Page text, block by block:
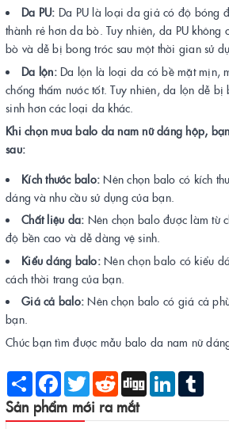
Da PU: Da PU là loại da giả có độ bóng
thành rẻ hơn da bò. Tuy nhiên, da PU
bò và dễ bị bong tróc sau một thời gian sử
Da lộn:Da lộn là loại da có bề mặt mịn,
chống thấm nước tốt. Tuy nhiên, da lộn dễ
sinh hơn các loại da khác.
Khi chọn mua balo da nam nữ dáng hộp,
sau:
Kích thước balo: Nên chọn balo có kích
dáng và nhu cầu sử dụng của bạn.
Chất liệu da: Nên chọn balo được làm từ
độ bền cao và dễ dàng vệ sinh.
Kiểu dáng balo:Nên chọn balo có kiểu
cách thời trang của bạn.
Giá cả balo: Nên chọn balo có giá cả
bạn.
Chúc bạn tìm được mẫu balo da nam nữ
Share Facebook
Twitter Reddit Digg LinkedIn
Sản phẩm mới ra mắt